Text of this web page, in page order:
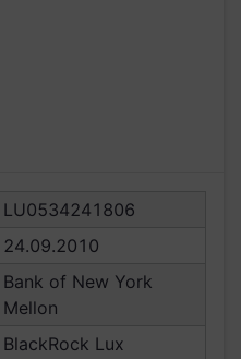
LU0534241806
24.09.2010
Bank of New York
Mellon
BlackRock Lux